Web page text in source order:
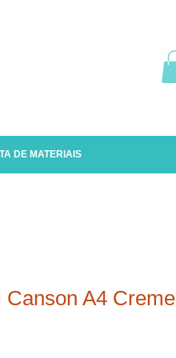
DE MATERIAIS
Canson A4 Creme